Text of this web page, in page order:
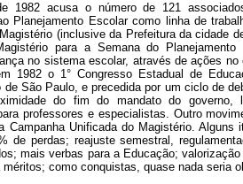
1982 acusa o número de 121
Planejamento Escolar como linha de
(inclusive da Prefeitura da cidade
para a Semana do
no sistema escolar, através de ações
1982 o 1° Congresso Estadual de
de São Paulo, e precedida por um ciclo de
do fim do mandato do governo,
professores e especialistas. Outro
Campanha Unificada do Magistério. Alguns
de perdas; reajuste semestral,
mais verbas para a Educação;
como conquistas, quase nada seria